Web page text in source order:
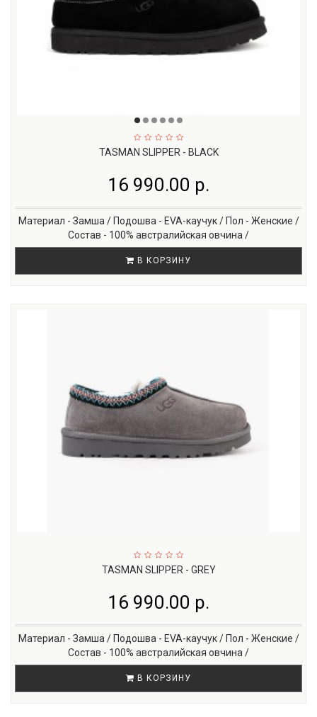
TASMAN SLIPPER - BLACK
16 990.00 р.
Материал - Замша / Подошва - EVA-каучук / Пол - Женские /
Состав - 100% австралийская овчина /
В КОРЗИНУ
TASMAN SLIPPER - GREY
16 990.00 р.
Материал - Замша / Подошва - EVA-каучук / Пол - Женские /
Состав - 100% австралийская овчина /
В КОРЗИНУ